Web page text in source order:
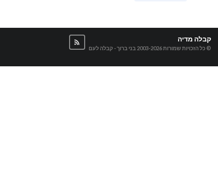
קבלה מדיה
© כל הזכויות שמורות 2003-2026 בני ברוך - קבלה לעם